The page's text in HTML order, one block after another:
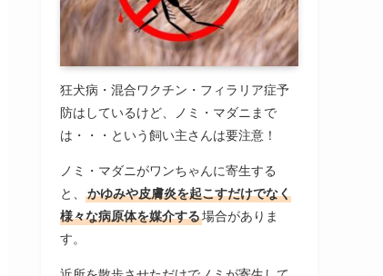
狂犬病・混合ワクチン・フィラリア症予
防はしているけど、ノミ・マダニまで
は・・・という飼い主さんは要注意！
ノミ・マダニがワンちゃんに寄生する
と、
かゆみや皮膚炎を起こすだけでなく
様々な病原体を媒介する場合がありま
す。